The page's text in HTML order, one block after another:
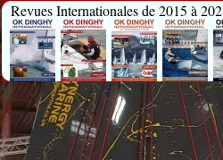
Revues Internationales de 2015 à